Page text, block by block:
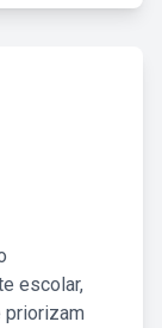
escolar,
priorizam